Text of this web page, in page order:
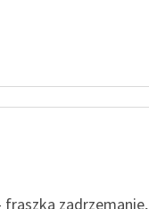
zadrzemanie,